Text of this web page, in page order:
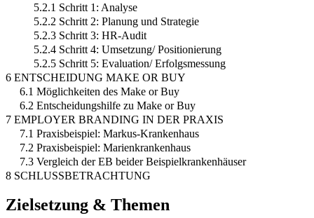
5.2.1 Schritt 1: Analyse
5.2.2 Schritt 2: Planung und Strategie
5.2.3 Schritt 3: HR-Audit
5.2.4 Schritt 4: Umsetzung/ Positionierung
5.2.5 Schritt 5: Evaluation/ Erfolgsmessung
6 ENTSCHEIDUNG MAKE OR BUY
6.1 Möglichkeiten des Make or Buy
6.2 Entscheidungshilfe zu Make or Buy
7 EMPLOYER BRANDING IN DER PRAXIS
7.1 Praxisbeispiel: Markus-Krankenhaus
7.2 Praxisbeispiel: Marienkrankenhaus
7.3 Vergleich der EB beider Beispielkrankenhäuser
8 SCHLUSSBETRACHTUNG
Zielsetzung & Themen